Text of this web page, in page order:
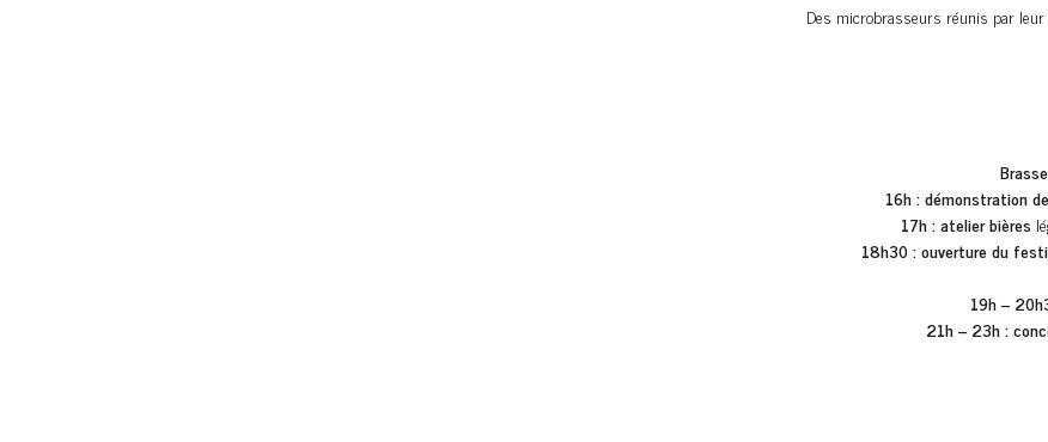
Des microbrasseurs réunis par
16h :démonstration
17h : atelier bières
18h30 : ouverture du
19h –
21h – 23h :